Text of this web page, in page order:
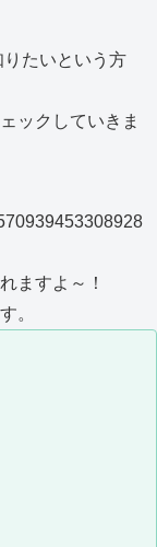
りたいという方
ックしていきま
ますよ～！
。